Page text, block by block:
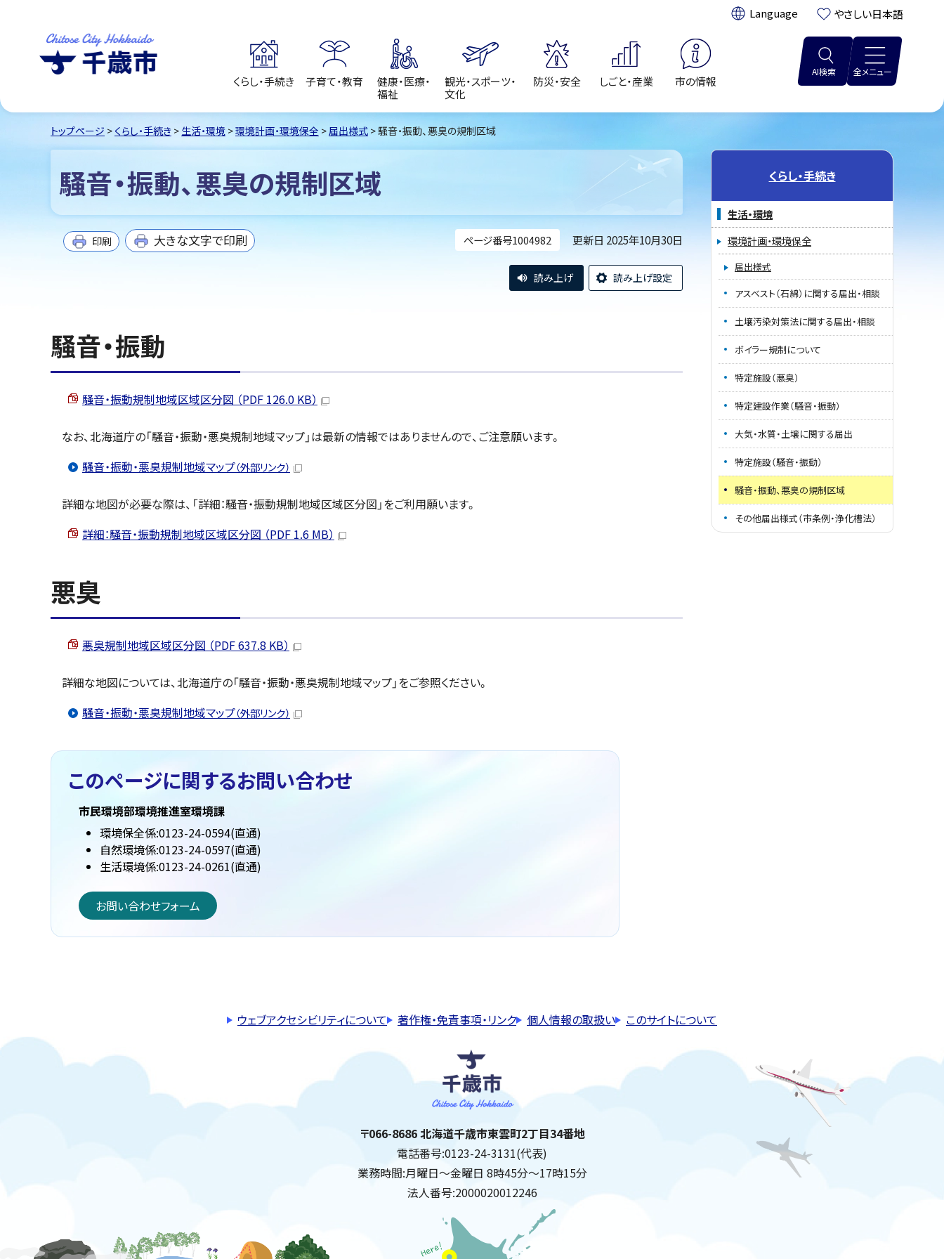
翻訳: やさしい日本語
くらし・手続き 子育て・教育
健康・医療・
福祉
観光・スポーツ・
文化
防災・安全 しごと・産業 市の情報
AI検索 全メニュー
トップページ > くらし・手続き > 生活・環境 >環境計画・環境保全 >届出様式 > 騒音・振動、悪臭の規制区域
騒音・振動、悪臭の規制区域
ページ番号1004982 更新日 2025年10月30日
印刷 大きな文字で印刷
読み上げ 読み上げ設定
騒音・振動
騒音・振動規制地域区域区分図 （PDF 126.0 KB）
なお、北海道庁の「騒音・振動・悪臭規制地域マップ」は最新の情報ではありませんので、ご注意願います。
騒音・振動・悪臭規制地域マップ（外部リンク）
詳細な地図が必要な際は、「詳細：騒音・振動規制地域区域区分図」をご利用願います。
詳細：騒音・振動規制地域区域区分図 （PDF 1.6 MB）
悪臭
悪臭規制地域区域区分図 （PDF 637.8 KB）
詳細な地図については、北海道庁の「騒音・振動・悪臭規制地域マップ」をご参照ください。
騒音・振動・悪臭規制地域マップ（外部リンク）
このページに関するお問い合わせ
市民環境部環境推進室環境課
環境保全係:0123-24-0594(直通)
自然環境係:0123-24-0597(直通)
生活環境係:0123-24-0261(直通)
お問い合わせフォーム
くらし・手続き
生活・環境
環境計画・環境保全
届出様式
アスベスト（石綿）に関する届出・相談
土壌汚染対策法に関する届出・相談
ボイラー規制について
特定施設（悪臭）
特定建設作業（騒音・振動）
大気・水質・土壌に関する届出
特定施設（騒音・振動）
騒音・振動、悪臭の規制区域
その他届出様式（市条例・浄化槽法）
ウェブアクセシビリティについて 著作権・免責事項・リンク 個人情報の取扱い このサイトについて
千歳市
住所:
〒066-8686 北海道千歳市東雲町2丁目34番地
電話番号:0123-24-3131(代表)
業務時間:月曜日～金曜日 8時45分～17時15分
法人番号:2000020012246